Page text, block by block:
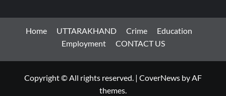
Home UTTARAKHAND Crime
Education
Employment
CONTACT US
Copyright © All rights reserved. | CoverNews by AF
themes.